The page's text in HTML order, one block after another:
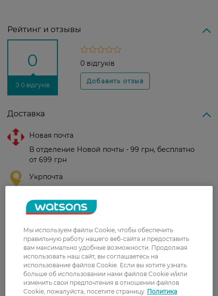
Рейтинг и отзывы
0
З 0 відгуків
0 відгуків
Доставка
Новая почта
В отделение Новой почты - 99 грн, бесплатно
от 699 грн
Укрпочта
доставка от – 599 грн
Стоимость доставки – 0 грн
Показать больше
Оплата
Оплата картой
Мы используем файлы Cookie, чтобы обеспечить
правильную работу нашего веб-сайта и предоставить
вам максимально удобные возможности. Продолжая
использовать наш сайт, вы соглашаетесь на
использование файлов Cookie. Если вы хотите узнать
больше об использовании нами файлов Cookie и/или
изменить свои предпочтения в отношении файлов
Cookie, пожалуйста, посетите страницу Политика